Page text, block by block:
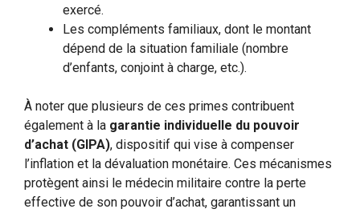
exercé.
Les compléments familiaux, dont le montant
dépend de la situation familiale (nombre
d’enfants, conjoint à charge, etc.).
À noter que plusieurs de ces primes contribuent
également à la garantie individuelle du pouvoir
d’achat (GIPA), dispositif qui vise à compenser
l’inflation et la dévaluation monétaire. Ces mécanismes
protègent ainsi le médecin militaire contre la perte
effective de son pouvoir d’achat, garantissant un